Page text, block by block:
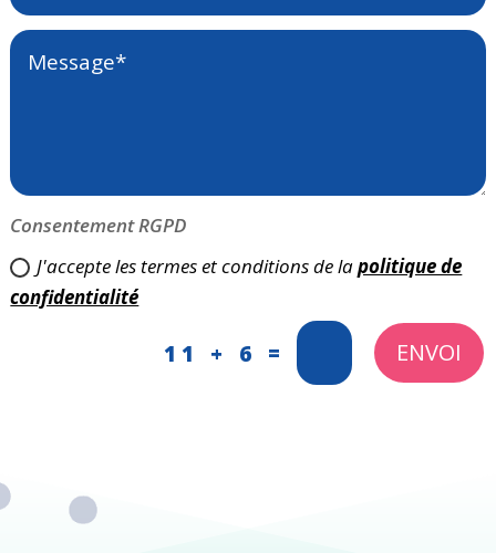
Consentement RGPD
J'accepte les termes et conditions de lapolitique de
confidentialité
11 + 6 = ENVOI